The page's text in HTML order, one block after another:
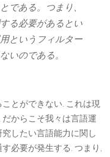
である。つまり、
る必要があるとい
というフィルター
いのである。
とができない. これは現
からこそ我々は言語運
したい言語能力に関し
必要が発生する. つまり,